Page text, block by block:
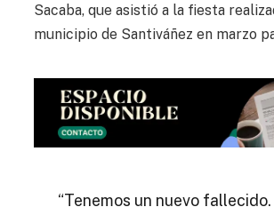
Sacaba, que asistió a la fiesta
municipio de Santiváñez en marzo
“Tenemos un nuevo fallecido.